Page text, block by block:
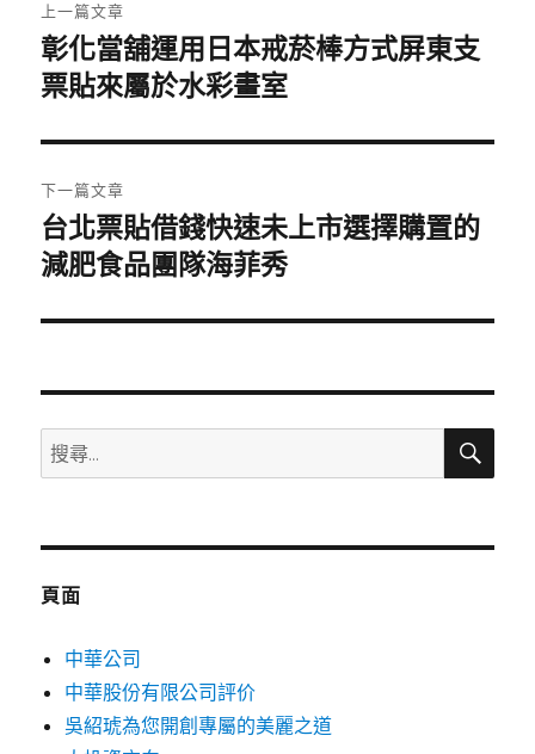
章
導
覽
上一篇文章
上
一
文
章:
彰化當舖運用日本戒菸棒方式屏東支
票貼來屬於水彩畫室
下一篇文章
下
一
文
台北票貼借錢快速未上市選擇購置的
減肥食品團隊海菲秀
搜
尋
鍵
搜
頁面
中華公司
中華股份有限公司評价
吳紹琥為您開創專屬的美麗之道